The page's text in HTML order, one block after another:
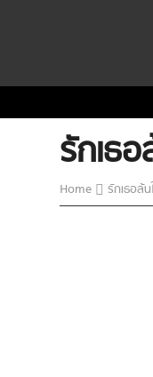
รักเธ
Home รักเธอล้